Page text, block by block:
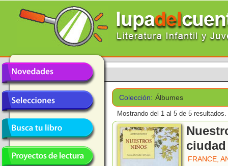
Colección: Álbumes
Mostrando del 1 al 5 de 5 resultados.
FRANCE,